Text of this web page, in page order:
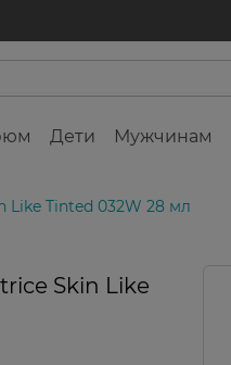
Дети Мужчинам
Like Tinted 032W 28 мл
Skin Like